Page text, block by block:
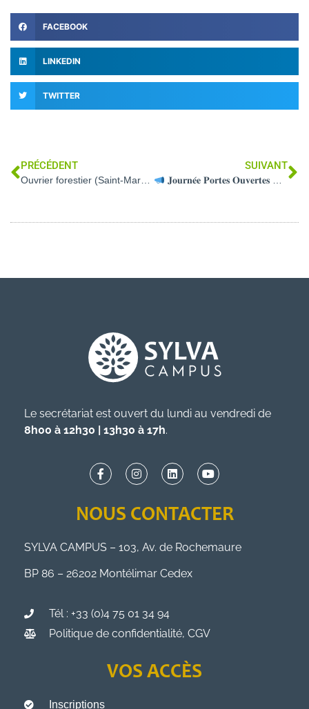
FACEBOOK
LINKEDIN
TWITTER
PRÉCÉDENT
Ouvrier forestier (Saint-Marcellin – 38)
SUIVANT
𝐉𝐨𝐮𝐫𝐧𝐞́𝐞 𝐏𝐨𝐫𝐭𝐞𝐬 𝐎𝐮𝐯𝐞𝐫𝐭𝐞𝐬 – 𝐒𝐲𝐥𝐯𝐚 𝐂𝐚𝐦𝐩𝐮𝐬
Le secrétariat est ouvert du lundi au vendredi de
8h00 à 12h30 | 13h30 à 17h.
NOUS CONTACTER
SYLVA CAMPUS – 103, Av. de Rochemaure
BP 86 – 26202 Montélimar Cedex
Tél : +33 (0)4 75 01 34 94
Politique de confidentialité, CGV
VOS ACCÈS
Inscriptions